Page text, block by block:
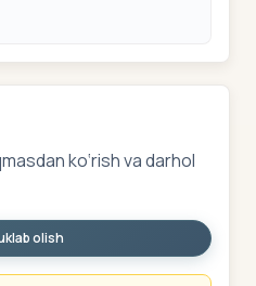
ko‘rish va darhol
olish